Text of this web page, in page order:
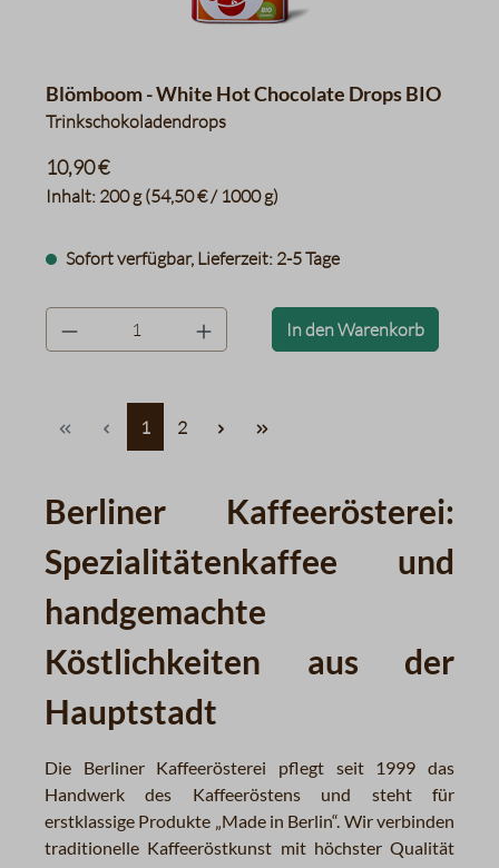
Blömboom - White Hot Chocolate Drops BIO
Trinkschokoladendrops
Inhalt: 200 g(54,50 € / 1000 g)
10,90 €
Sofort verfügbar, Lieferzeit: 2-5 Tage
product.quantityLabel In den Warenkorb
Seite
1 Seite
2
Berliner Kaffeerösterei:
Spezialitätenkaffee und
handgemachte
Köstlichkeiten aus der
Hauptstadt
Die Berliner Kaffeerösterei pflegt seit 1999 das
Handwerk des Kaffeeröstens und steht für
erstklassige Produkte „Made in Berlin“. Wir verbinden
traditionelle Kaffeeröstkunst mit höchster Qualität